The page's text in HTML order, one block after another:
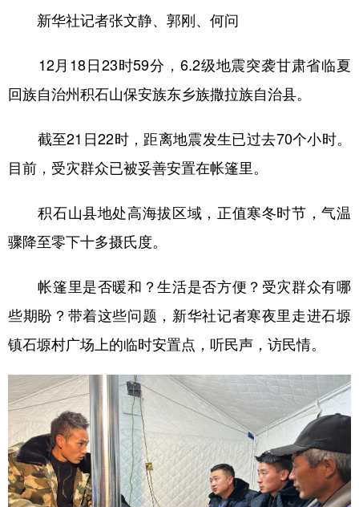
文化 书画 健康
学术中国 乡村振兴 银龄 溯源中国
彩票 娱乐 时尚 悦读
公益 一带一路
文化产业
地方频道
北京 天津 河北 山西
辽宁 吉林 上海 江苏
浙江 安徽 福建 江西
山东 河南 湖北 湖南
新华社记者张文静、郭刚、何问
12月18日23时59分，6.2级地震突袭甘肃省临夏
回族自治州积石山保安族东乡族撒拉族自治县。
截至21日22时，距离地震发生已过去70个小时。
目前，受灾群众已被妥善安置在帐篷里。
积石山县地处高海拔区域，正值寒冬时节，气温
骤降至零下十多摄氏度。
帐篷里是否暖和？生活是否方便？受灾群众有哪
些期盼？带着这些问题，新华社记者寒夜里走进石塬
镇石塬村广场上的临时安置点，听民声，访民情。